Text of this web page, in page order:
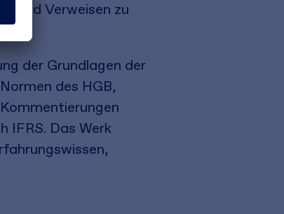
und Verweisen zu
der Grundlagen der
des HGB,
IFRS. Das Werk